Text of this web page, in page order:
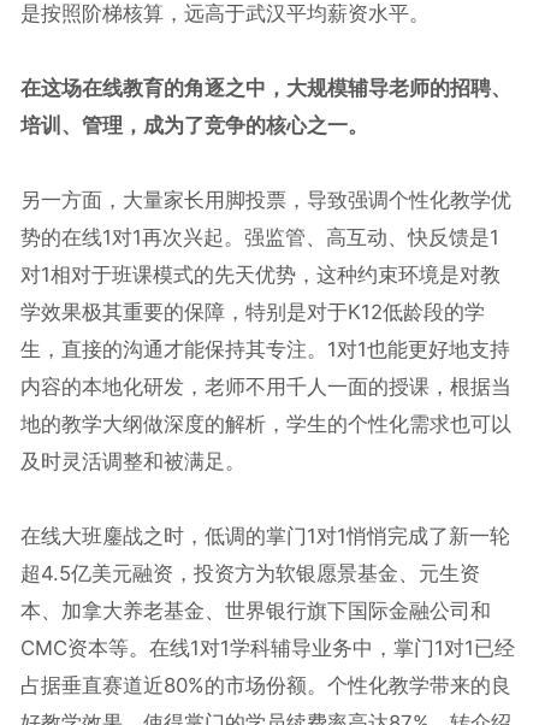
是按照阶梯核算，远高于武汉平均薪资水平。
在这场在线教育的角逐之中，大规模辅导老师的招聘、
培训、管理，成为了竞争的核心之一。
另一方面，大量家长用脚投票，导致强调个性化教学优
势的在线1对1再次兴起。强监管、高互动、快反馈是1
对1相对于班课模式的先天优势，这种约束环境是对教
学效果极其重要的保障，特别是对于K12低龄段的学
生，直接的沟通才能保持其专注。1对1也能更好地支持
内容的本地化研发，老师不用千人一面的授课，根据当
地的教学大纲做深度的解析，学生的个性化需求也可以
及时灵活调整和被满足。
在线大班鏖战之时，低调的掌门1对1悄悄完成了新一轮
超4.5亿美元融资，投资方为软银愿景基金、元生资
本、加拿大养老基金、世界银行旗下国际金融公司和
CMC资本等。在线1对1学科辅导业务中，掌门1对1已经
占据垂直赛道近80%的市场份额。个性化教学带来的良